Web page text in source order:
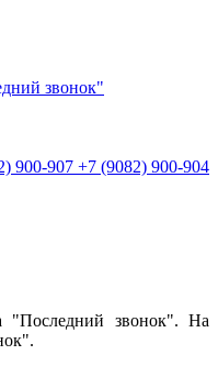
900-907 +7 (9082) 900-904
"Последний звонок". На